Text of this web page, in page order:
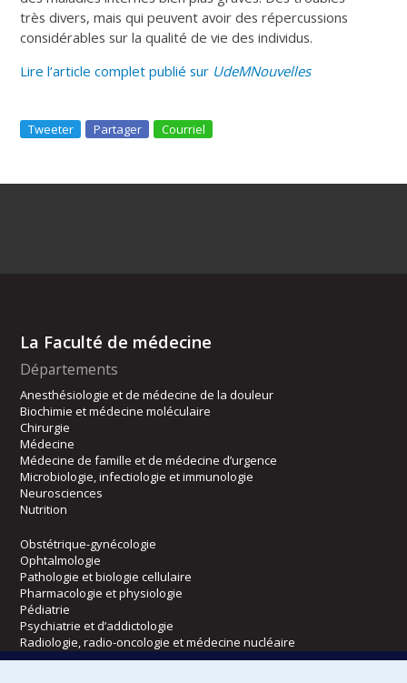
très divers, mais qui peuvent avoir des répercussions
considérables sur la qualité de vie des individus.
Lire l’article complet publié sur UdeMNouvelles
Tweeter Partager Courriel
La Faculté de médecine
Départements
Anesthésiologie et de médecine de la douleur
Biochimie et médecine moléculaire
Chirurgie
Médecine
Médecine de famille et de médecine d’urgence
Microbiologie, infectiologie et immunologie
Neurosciences
Nutrition
Obstétrique-gynécologie
Ophtalmologie
Pathologie et biologie cellulaire
Pharmacologie et physiologie
Pédiatrie
Psychiatrie et d’addictologie
Radiologie, radio-oncologie et médecine nucléaire